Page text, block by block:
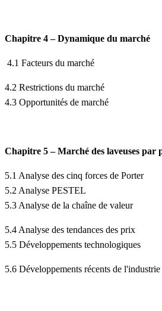
Chapitre 4 – Dynamique du marché
4.1 Facteurs du marché
4.2 Restrictions du marché
4.3 Opportunités de marché
Chapitre 5 – Marché des laveuses
5.1 Analyse des cinq forces de Porter
5.2 Analyse PESTEL
5.3 Analyse de la chaîne de valeur
5.4 Analyse des tendances des prix
5.5 Développements technologiques
5.6 Développements récents de l'industrie